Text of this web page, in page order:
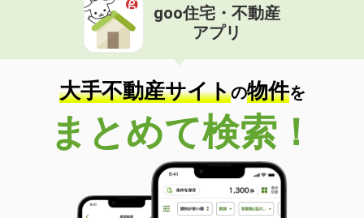
goo住宅・不動産
アプリ
大手不動産サイトの物件を
まとめて検索！